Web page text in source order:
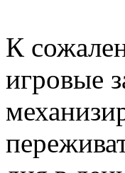
К
игровые